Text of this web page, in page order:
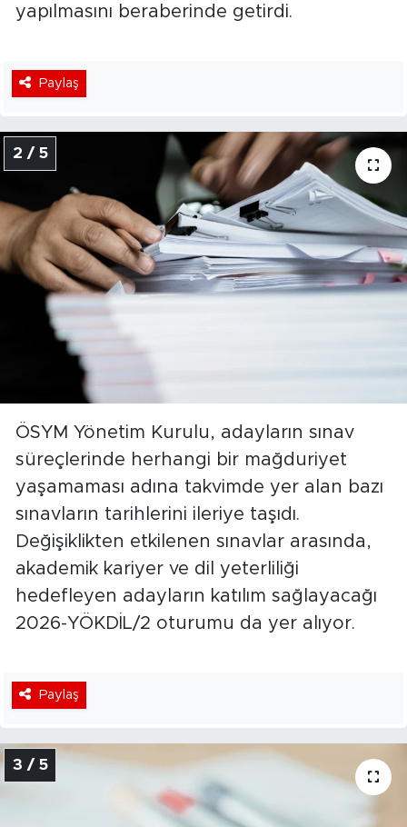
yapılmasını beraberinde getirdi.
Paylaş
2 / 5
ÖSYM Yönetim Kurulu, adayların sınav
süreçlerinde herhangi bir mağduriyet
yaşamaması adına takvimde yer alan bazı
sınavların tarihlerini ileriye taşıdı.
Değişiklikten etkilenen sınavlar arasında,
akademik kariyer ve dil yeterliliği
hedefleyen adayların katılım sağlayacağı
2026-YÖKDİL/2 oturumu da yer alıyor.
Paylaş
3 / 5